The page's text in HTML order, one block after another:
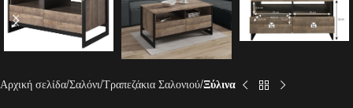
Αρχική σελίδα Σαλόνι Τραπεζάκια Σαλονιού Ξύλινα